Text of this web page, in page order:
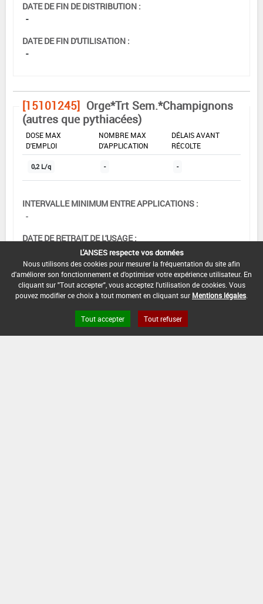
DATE DE FIN DE DISTRIBUTION :
-
DATE DE FIN D'UTILISATION :
-
[15101245] Orge*Trt Sem.*Champignons
(autres que pythiacées)
DOSE MAX
D'EMPLOI
NOMBRE MAX
D'APPLICATION
DÉLAIS AVANT
RÉCOLTE
0,2 L/q - -
INTERVALLE MINIMUM ENTRE APPLICATIONS :
-
DATE DE RETRAIT DE L'USAGE :
DATE DE FIN DE DISTRIBUTION :
-
L'ANSES respecte vos données
Nous utilisons des cookies pour mesurer la fréquentation du site afin
d'améliorer son fonctionnement et d'optimiser votre expérience utilisateur. En
cliquant sur "Tout accepter", vous acceptez l'utilisation de cookies. Vous
pouvez modifier ce choix à tout moment en cliquant sur Mentions légales
Tout accepter Tout refuser